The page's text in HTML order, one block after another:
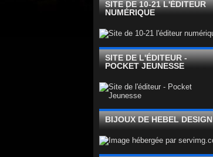
SITE DE 10-21 L'ÉDITEUR
NUMÉRIQUE
SITE DE L'ÉDITEUR -
POCKET JEUNESSE
BIJOUX DE HEBEL DESIGN